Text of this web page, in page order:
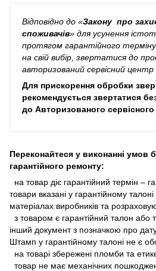
Відповідно до «Закону про
споживачів» для усунення
протягом гарантійного
на свій вибір, звертатися до
авторизований сервісний центр
Для прискорення обробки
рекомендується звертатися
до Авторизованого
Переконайтеся у виконанні умов
гарантійного ремонту:
на товар діє гарантійний термін –
товари вказані у гарантійному
матеріалах виробників та
з товаром є гарантійний талон або
інший документ з позначкою про
Штамп у гарантійному талоні не є
на товарі збережені пломби та
товар не має механічних